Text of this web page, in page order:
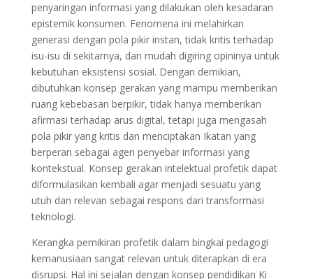
penyaringan informasi yang dilakukan oleh kesadaran
epistemik konsumen. Fenomena ini melahirkan
generasi dengan pola pikir instan, tidak kritis terhadap
isu-isu di sekitarnya, dan mudah digiring opininya untuk
kebutuhan eksistensi sosial. Dengan demikian,
dibutuhkan konsep gerakan yang mampu memberikan
ruang kebebasan berpikir, tidak hanya memberikan
afirmasi terhadap arus digital, tetapi juga mengasah
pola pikir yang kritis dan menciptakan Ikatan yang
berperan sebagai agen penyebar informasi yang
kontekstual. Konsep gerakan intelektual profetik dapat
diformulasikan kembali agar menjadi sesuatu yang
utuh dan relevan sebagai respons dari transformasi
teknologi.
Kerangka pemikiran profetik dalam bingkai pedagogi
kemanusiaan sangat relevan untuk diterapkan di era
disrupsi. Hal ini sejalan dengan konsep pendidikan Ki